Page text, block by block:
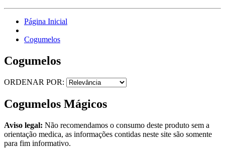
Página Inicial
Cogumelos
Cogumelos
ORDENAR POR:
Cogumelos Mágicos
Aviso legal: Não recomendamos o consumo deste produto sem a
orientação medica, as informações contidas neste site são somente
para fim informativo.